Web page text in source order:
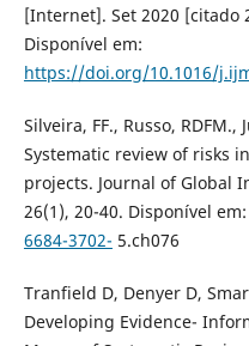
[Internet]. Set 2020 [citado
Disponível em:
https://doi.org/10.1016/
Silveira, FF., Russo,
Systematic review of risks
projects. Journal of Global
26(1), 20-40. Disponível em:
6684-3702- 5.ch076
Tranfield D, Denyer D,
Developing Evidence-